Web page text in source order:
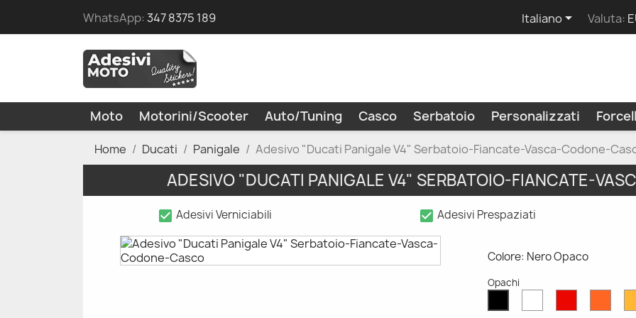
WhatsApp:347 8375 189 Italiano Valuta:
Moto Motorini/Scooter Auto/Tuning Casco Serbatoio Personalizzati
Home Ducati Panigale Adesivo "Ducati Panigale V4" Serbatoio-Fiancate-Vasca-Codone-
ADESIVO "DUCATI PANIGALE V4" SERBATOIO-FIANCATE-
check_box Adesivi Verniciabili check_box Adesivi Prespaziati
Colore: Nero Opaco
Opachi
Opaco OpacoOpaco